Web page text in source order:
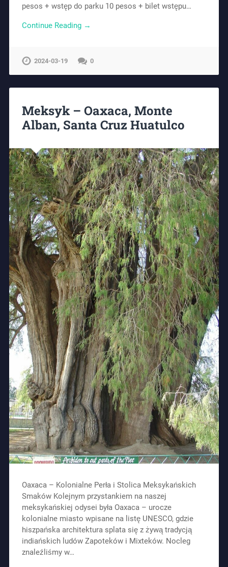
pesos + wstęp do parku 10 pesos + bilet wstępu…
Continue Reading →
2024-03-19 0
Meksyk – Oaxaca, Monte
Alban, Santa Cruz Huatulco
Oaxaca – Kolonialne Perła i Stolica Meksykańskich
Smaków Kolejnym przystankiem na naszej
meksykańskiej odysei była Oaxaca – urocze
kolonialne miasto wpisane na listę UNESCO, gdzie
hiszpańska architektura splata się z żywą tradycją
indiańskich ludów Zapoteków i Mixteków. Nocleg
znaleźliśmy w…